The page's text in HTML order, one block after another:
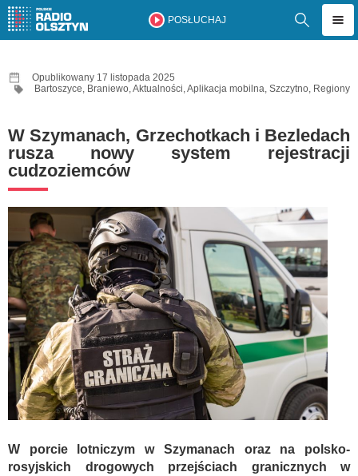
POSŁUCHAJ
Opublikowany 17 listopada 2025
Bartoszyce, Braniewo,Aktualności,Aplikacja mobilna, Szczytno, Regiony
W Szymanach, Grzechotkach i Bezledach
rusza nowy system rejestracji
cudzoziemców
W porcie lotniczym w Szymanach oraz na polsko-
rosyjskich drogowych przejściach granicznych w